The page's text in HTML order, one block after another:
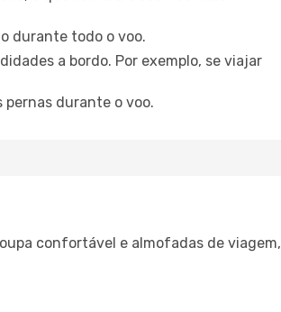
durante todo o voo.
a bordo. Por exemplo, se viajar
durante o voo.
confortável e almofadas de viagem,